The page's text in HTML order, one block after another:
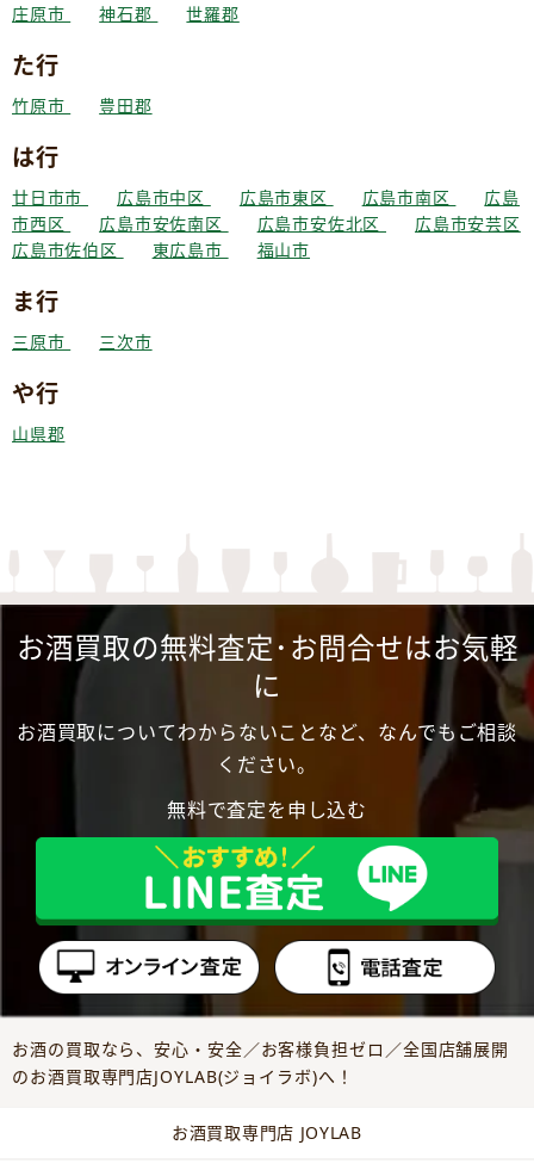
庄原市 神石郡 世羅郡
た行
竹原市 豊田郡
は行
廿日市市 広島市中区 広島市東区 広島市南区
広島
市西区
広島市安佐南区 広島市安佐北区
広島市安芸区
広島市佐伯区
東広島市 福山市
ま行
三原市 三次市
や行
山県郡
お酒買取の無料査定･お問合せはお気軽
に
お酒買取についてわからないことなど、なんでもご相談
ください。
無料で査定を申し込む
お酒の買取なら、安心・安全／お客様負担ゼロ／全国店舗展開
のお酒買取専門店JOYLAB(ジョイラボ)へ！
お酒買取専門店 JOYLAB